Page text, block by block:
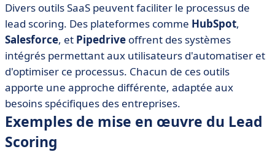
Divers outils SaaS peuvent faciliter le processus de
lead scoring. Des plateformes comme HubSpot,
Salesforce, et Pipedrive offrent des systèmes
intégrés permettant aux utilisateurs d'automatiser et
d'optimiser ce processus. Chacun de ces outils
apporte une approche différente, adaptée aux
besoins spécifiques des entreprises.
Exemples de mise en œuvre du Lead
Scoring